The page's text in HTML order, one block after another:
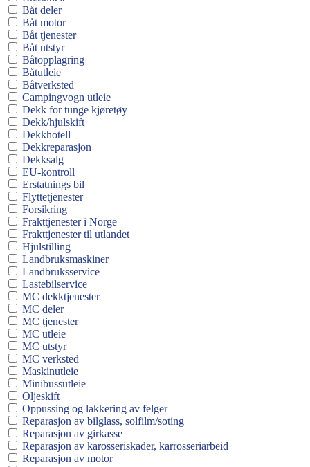
Båt deler
Båt motor
Båt tjenester
Båt utstyr
Båtopplagring
Båtutleie
Båtverksted
Campingvogn utleie
Dekk for tunge kjøretøy
Dekk/hjulskift
Dekkhotell
Dekkreparasjon
Dekksalg
EU-kontroll
Erstatnings bil
Flyttetjenester
Forsikring
Frakttjenester i Norge
Frakttjenester til utlandet
Hjulstilling
Landbruksmaskiner
Landbruksservice
Lastebilservice
MC dekktjenester
MC deler
MC tjenester
MC utleie
MC utstyr
MC verksted
Maskinutleie
Minibussutleie
Oljeskift
Oppussing og lakkering av felger
Reparasjon av bilglass, solfilm/soting
Reparasjon av girkasse
Reparasjon av karosseriskader, karrosseriarbeid
Reparasjon av motor